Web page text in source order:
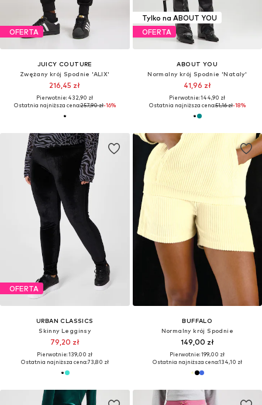
OFERTA
JUICY COUTURE
Zwężany krój Spodnie 'ALIX'
216,45 zł
Pierwotnie: 432,90 zł
Ostatnia najniższa cena:257,90 zł-16%
Tylko na ABOUT YOU
OFERTA
ABOUT YOU
Normalny krój Spodnie 'Nataly'
41,96 zł
Pierwotnie: 144,90 zł
Ostatnia najniższa cena:51,16 zł-18%
OFERTA
URBAN CLASSICS
Skinny Legginsy
79,20 zł
Pierwotnie: 139,00 zł
Ostatnia najniższa cena:73,80 zł
BUFFALO
Normalny krój Spodnie
149,00 zł
Pierwotnie: 199,00 zł
Ostatnia najniższa cena:134,10 zł